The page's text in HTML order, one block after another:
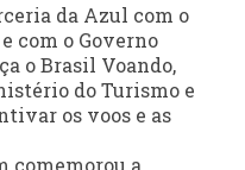
da Azul com o
com o Governo
o Brasil Voando,
do Turismo e
os voos e as
comemorou a